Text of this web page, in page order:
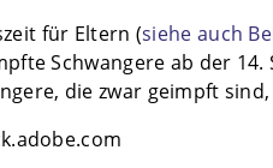
für Eltern (siehe auch
Schwangere ab der
die zwar geimpft